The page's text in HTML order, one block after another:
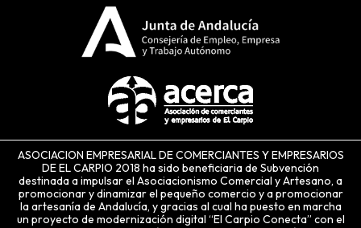
ASOCIACION EMPRESARIAL DE COMERCIANTES Y EMPRESARIOS
DE EL CARPIO 2018 ha sido beneficiaria de Subvención
destinada a impulsar el Asociacionismo Comercial y Artesano, a
promocionar y dinamizar el pequeño comercio y a promocionar
la artesanía de Andalucía, y gracias al cual ha puesto en marcha
un proyecto de modernización digital “El Carpio Conecta” con el